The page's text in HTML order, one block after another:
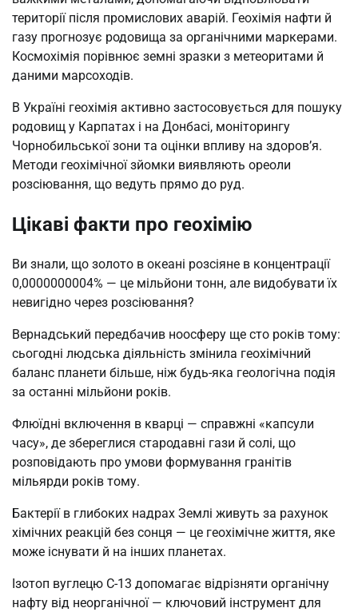
території після промислових аварій. Геохімія нафти й
газу прогнозує родовища за органічними маркерами.
Космохімія порівнює земні зразки з метеоритами й
даними марсоходів.
В Україні геохімія активно застосовується для пошуку
родовищ у Карпатах і на Донбасі, моніторингу
Чорнобильської зони та оцінки впливу на здоров’я.
Методи геохімічної зйомки виявляють ореоли
розсіювання, що ведуть прямо до руд.
Цікаві факти про геохімію
Ви знали, що золото в океані розсіяне в концентрації
0,0000000004% — це мільйони тонн, але видобувати їх
невигідно через розсіювання?
Вернадський передбачив ноосферу ще сто років тому:
сьогодні людська діяльність змінила геохімічний
баланс планети більше, ніж будь-яка геологічна подія
за останні мільйони років.
Флюїдні включення в кварці — справжні «капсули
часу», де збереглися стародавні гази й солі, що
розповідають про умови формування гранітів
мільярди років тому.
Бактерії в глибоких надрах Землі живуть за рахунок
хімічних реакцій без сонця — це геохімічне життя, яке
може існувати й на інших планетах.
Ізотоп вуглецю C-13 допомагає відрізняти органічну
нафту від неорганічної — ключовий інструмент для